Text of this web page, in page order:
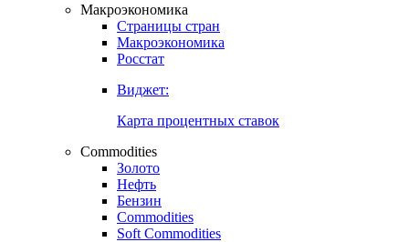
Макроэкономика
Страницы стран
Макроэкономика
Росстат
Виджет:
Карта процентных ставок
Commodities
Золото
Нефть
Бензин
Commodities
Soft Commodities